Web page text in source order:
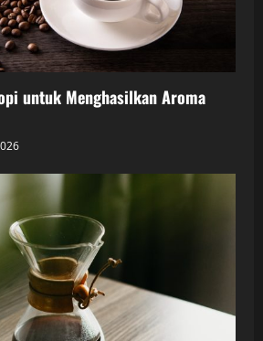
untuk Menghasilkan Aroma